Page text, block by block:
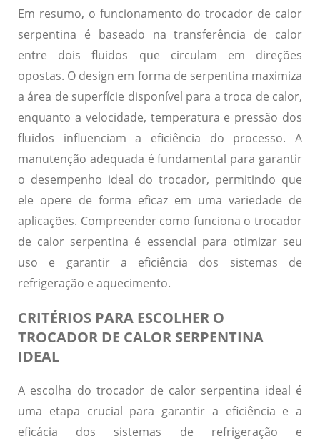
Em resumo, o funcionamento do trocador de calor
serpentina é baseado na transferência de calor
entre dois fluidos que circulam em direções
opostas. O design em forma de serpentina maximiza
a área de superfície disponível para a troca de calor,
enquanto a velocidade, temperatura e pressão dos
fluidos influenciam a eficiência do processo. A
manutenção adequada é fundamental para garantir
o desempenho ideal do trocador, permitindo que
ele opere de forma eficaz em uma variedade de
aplicações. Compreender como funciona o trocador
de calor serpentina é essencial para otimizar seu
uso e garantir a eficiência dos sistemas de
refrigeração e aquecimento.
CRITÉRIOS PARA ESCOLHER O
TROCADOR DE CALOR SERPENTINA
IDEAL
A escolha do trocador de calor serpentina ideal é
uma etapa crucial para garantir a eficiência e a
eficácia dos sistemas de refrigeração e